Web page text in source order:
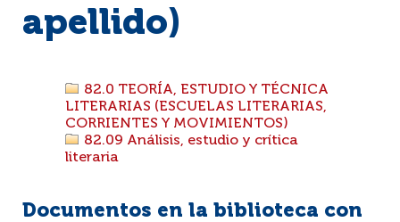
apellido)
82.0 TEORÍA, ESTUDIO Y TÉCNICA
LITERARIAS (ESCUELAS LITERARIAS,
CORRIENTES Y MOVIMIENTOS)
82.09 Análisis, estudio y crítica
literaria
Documentos en la biblioteca con